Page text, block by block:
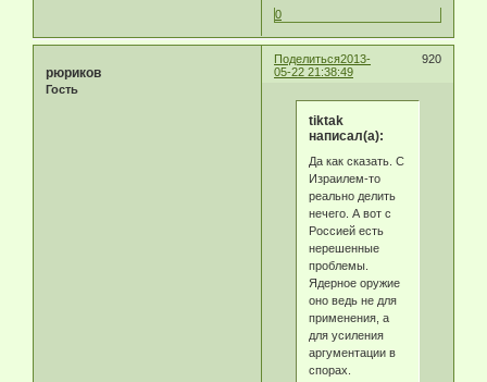
0
Поделиться 920
2013-
05-22 21:38:49
рюриков
Гость
tiktak
написал(а):
Да как сказать. С
Израилем-то
реально делить
нечего. А вот с
Россией есть
нерешенные
проблемы.
Ядерное оружие
оно ведь не для
применения, а
для усиления
аргументации в
спорах.